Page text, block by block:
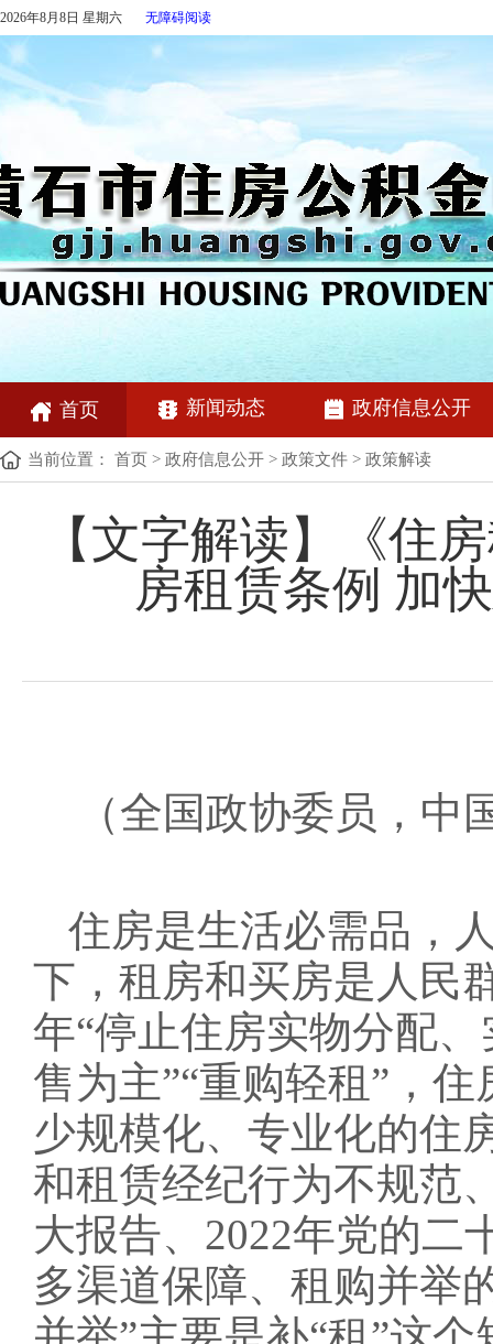
2026年8月8日 星期六 无障碍阅读
首页 新闻动态 政府信息公开
当前位置： 首页 > 政府信息公开 > 政策文件 > 政策解读
【文字解读】《住
房租赁条例 加
（全国政协委员，
住房是生活必需品，
下，租房和买房是人民
年“停止住房实物分配
售为主”“重购轻租”，
少规模化、专业化的住
和租赁经纪行为不规范
大报告、2022年党的二
多渠道保障、租购并举